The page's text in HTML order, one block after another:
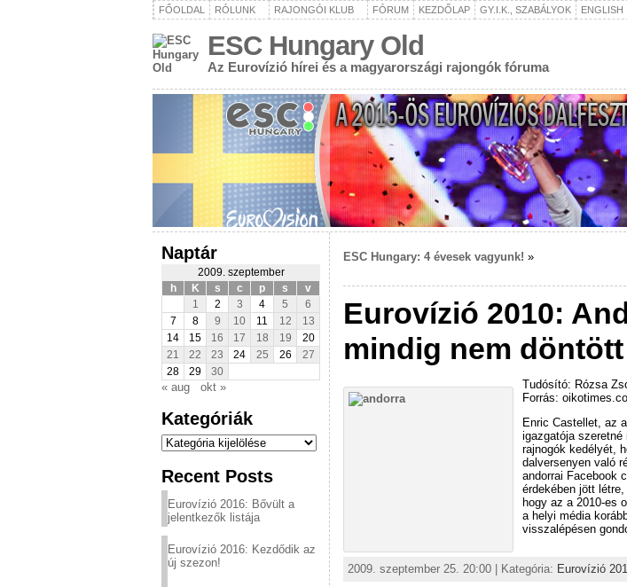
FŐOLDAL RÓLUNK RAJONGÓI KLUB FÓRUM KEZDŐLAP GY.I.K., SZABÁLYOK ENGLISH
ESC Hungary Old
Az Eurovízió hírei és a magyarországi rajongók fóruma
Naptár
2009. szeptember
h
K s c p s
v
1
2 3 4 5
6
7
8 9 10 11 12
13
14
15 16 17 18 19
20
21
22 23 24 25 26
27
28
29 30
« aug okt »
Kategóriák
Kategóriák
Recent Posts
Eurovízió 2016: Bővült a
jelentkezők listája
Eurovízió 2016: Kezdődik az
új szezon!
ESC Hungary: 4 évesek vagyunk! »
Eurovízió 2010:
mindig nem döntött
Tudósító: Rózsa
Forrás:
Enric Castellet, az
igazgatója szeretné
rajnogók kedélyét,
dalversenyen való
andorrai Facebook
érdekében jött
hogy az a 2010-es
a helyi média
visszalépésen
2009. szeptember 25. 20:00 | Kategória: Eurovízió